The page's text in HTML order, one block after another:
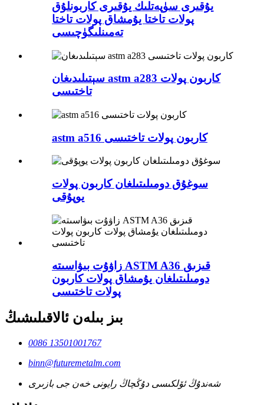
يۇقىرى سۈپەتلىك يۇقىرى كاربونلۇق
پولات تاختا يۇمشاق پولات تاختا
تەمىنلىگۈچىسى
سېتىلىدىغان astm a283 كاربون پولات
تاختىسى
astm a516 كاربون پولات تاختىسى
سوغۇق دومىلىتىلغان كاربون پولات
يوپۇقى
زاۋۇت بىۋاسىتە ASTM A36 قىزىق
دومىلىتىلغان يۇمشاق پولات كاربون
پولات تاختىسى
بىز بىلەن ئالاقىلىشىڭ
0086 13501001767
binn@futuremetalm.com
شەندۇڭ ئۆلكىسى دۇڭچاڭ رايونى خەن جى بازىرى